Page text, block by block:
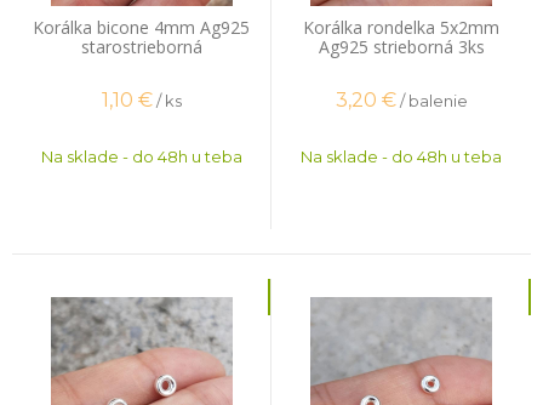
Korálka bicone 4mm Ag925
starostrieborná
1,10 € / ks
Na sklade - do 48h u teba
Korálka rondelka 5x2mm
Ag925 strieborná 3ks
3,20 € / balenie
Na sklade - do 48h u teba